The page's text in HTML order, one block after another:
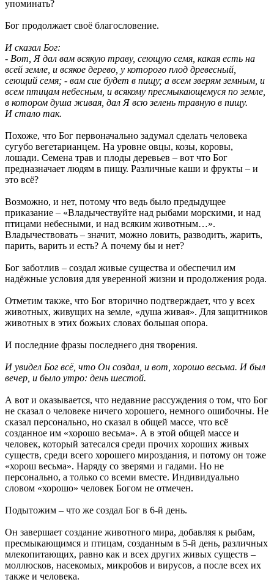
упоминать?
Бог продолжает своё благословение.
И сказал Бог:
- Вот, Я дал вам всякую траву, сеющую семя, какая есть на
всей земле, и всякое дерево, у которого плод древесный,
сеющий семя; - вам сие будет в пищу; а всем зверям земным, и
всем птицам небесным, и всякому пресмыкающемуся по земле,
в котором душа живая, дал Я всю зелень травную в пищу.
И стало так.
Похоже, что Бог первоначально задумал сделать человека
сугубо вегетарианцем. На уровне овцы, козы, коровы,
лошади. Семена трав и плоды деревьев – вот что Бог
предназначает людям в пищу. Различные каши и фрукты – и
это всё?
Возможно, и нет, потому что ведь было предыдущее
приказание – «Владычествуйте над рыбами морскими, и над
птицами небесными, и над всяким животным…».
Владычествовать – значит, можно ловить, разводить, жарить,
парить, варить и есть? А почему бы и нет?
Бог заботлив – создал живые существа и обеспечил им
надёжные условия для уверенной жизни и продолжения рода.
Отметим также, что Бог вторично подтверждает, что у всех
животных, живущих на земле, «душа живая». Для защитников
животных в этих божьих словах большая опора.
И последние фразы последнего дня творения.
И увидел Бог всё, что Он создал, и вот, хорошо весьма. И был
вечер, и было утро: день шестой.
А вот и оказывается, что недавние рассуждения о том, что Бог
не сказал о человеке ничего хорошего, немного ошибочны. Не
сказал персонально, но сказал в общей массе, что всё
созданное им «хорошо весьма». А в этой общей массе и
человек, который затесался среди прочих хороших живых
существ, среди всего хорошего мироздания, и потому он тоже
«хорош весьма». Наряду со зверями и гадами. Но не
персонально, а только со всеми вместе. Индивидуально
словом «хорошо» человек Богом не отмечен.
Подытожим – что же создал Бог в 6-й день.
Он завершает создание животного мира, добавляя к рыбам,
пресмыкающимся и птицам, созданным в 5-й день, различных
млекопитающих, равно как и всех других живых существ –
моллюсков, насекомых, микробов и вирусов, а после всех их
также и человека.